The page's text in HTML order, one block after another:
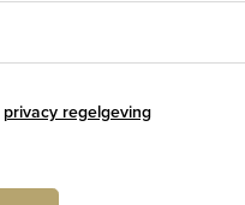
privacy regelgeving